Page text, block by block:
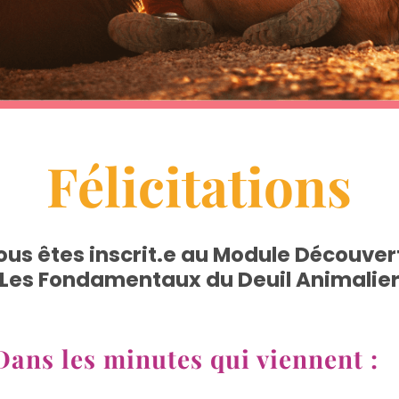
Félicitations
êtes inscrit.e au Module
Fondamentaux du Deuil
les minutes qui viennent :